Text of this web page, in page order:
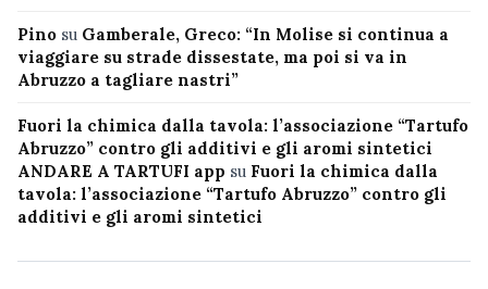
Pino su Gamberale, Greco: “In Molise si continua a
viaggiare su strade dissestate, ma poi si va in
Abruzzo a tagliare nastri”
Fuori la chimica dalla tavola: l’associazione “Tartufo
Abruzzo” contro gli additivi e gli aromi sintetici
ANDARE A TARTUFI app su Fuori la chimica dalla
tavola: l’associazione “Tartufo Abruzzo” contro gli
additivi e gli aromi sintetici